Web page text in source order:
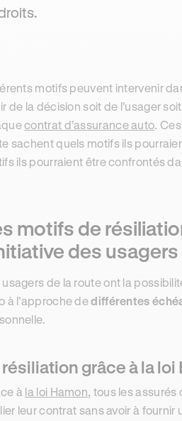
motifs peuvent intervenir
de la décision soit de l’usager
contrat d’assurance auto.
sachent quels motifs ils
ils pourraient être confrontés
motifs de
des usagers
usagers de la route ont la
à l’approche dedifférentes
résiliation grâce à la loi
à la loi Hamon, tous les
leur contrat sans avoir à